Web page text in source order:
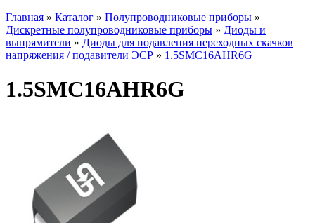
Главная » Каталог » Полупроводниковые приборы »
Дискретные полупроводниковые приборы » Диоды и
выпрямители » Диоды для подавления переходных скачков
напряжения / подавители ЭСР » 1.5SMC16AHR6G
1.5SMC16AHR6G